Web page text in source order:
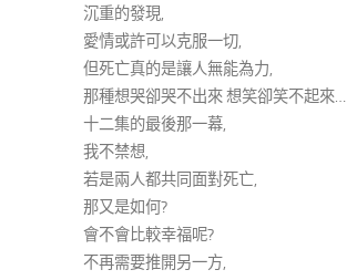
沉重的發現,
愛情或許可以克服一切,
但死亡真的是讓人無能為力,
那種想哭卻哭不出來 想笑卻笑不起來…
十二集的最後那一幕,
我不禁想,
若是兩人都共同面對死亡,
那又是如何?
會不會比較幸福呢?
不再需要推開另一方,